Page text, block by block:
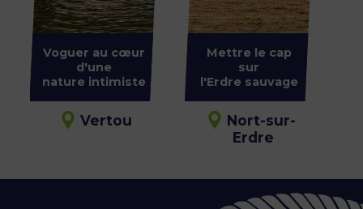
Voguer au cœur
d'une
nature intimiste
Vertou
Mettre le cap
sur
l'Erdre sauvage
Nort-sur-
Erdre